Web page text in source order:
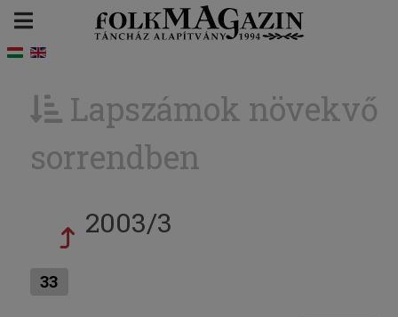
Lapszámok növekvő
sorrendben
2003/3
33